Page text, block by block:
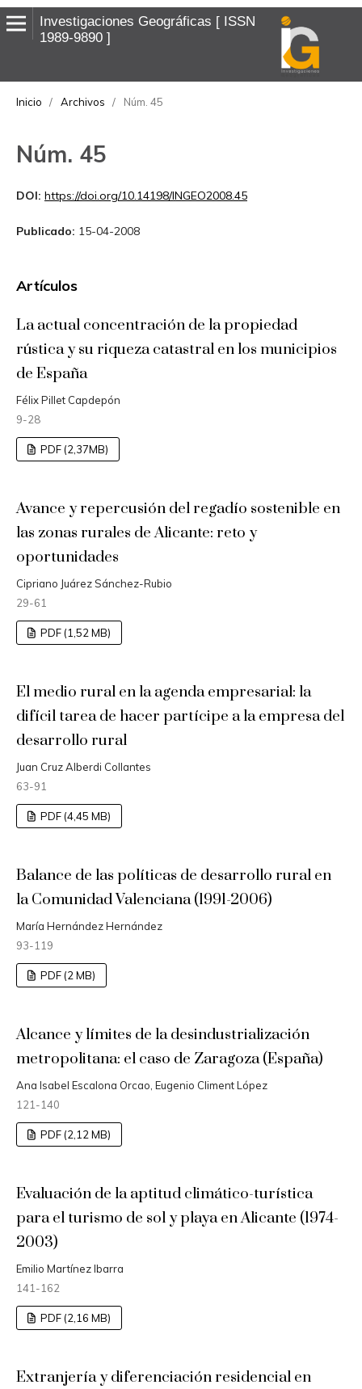
Investigaciones Geográficas
ISSN
1989-9890
Inicio / Archivos / Núm. 45
Núm. 45
DOI: https://doi.org/10.14198/INGEO2008.45
Publicado: 15-04-2008
Artículos
La actual concentración de la propiedad
rústica y su riqueza catastral en los municipios
de España
Félix Pillet Capdepón
9-28
PDF (2,37MB)
Avance y repercusión del regadío sostenible en
las zonas rurales de Alicante: reto y
oportunidades
Cipriano Juárez Sánchez-Rubio
29-61
PDF (1,52 MB)
El medio rural en la agenda empresarial: la
difícil tarea de hacer partícipe a la empresa del
desarrollo rural
Juan Cruz Alberdi Collantes
63-91
PDF (4,45 MB)
Balance de las políticas de desarrollo rural en
la Comunidad Valenciana (1991-2006)
María Hernández Hernández
93-119
PDF (2 MB)
Alcance y límites de la desindustrialización
metropolitana: el caso de Zaragoza (España)
Ana Isabel Escalona Orcao, Eugenio Climent López
121-140
PDF (2,12 MB)
Evaluación de la aptitud climático-turística
para el turismo de sol y playa en Alicante (1974-
2003)
Emilio Martínez Ibarra
141-162
PDF (2,16 MB)
Extranjería y diferenciación residencial en